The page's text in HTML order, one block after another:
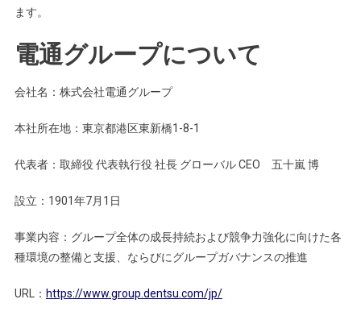
ます。
電通グループについて
会社名：株式会社電通グループ
本社所在地：東京都港区東新橋1-8-1
代表者：取締役 代表執行役 社長 グローバル CEO 五十嵐 博
設立：1901年7月1日
事業内容：グループ全体の成長持続および競争力強化に向けた各
種環境の整備と支援、ならびにグループガバナンスの推進
URL： https://www.group.dentsu.com/jp/